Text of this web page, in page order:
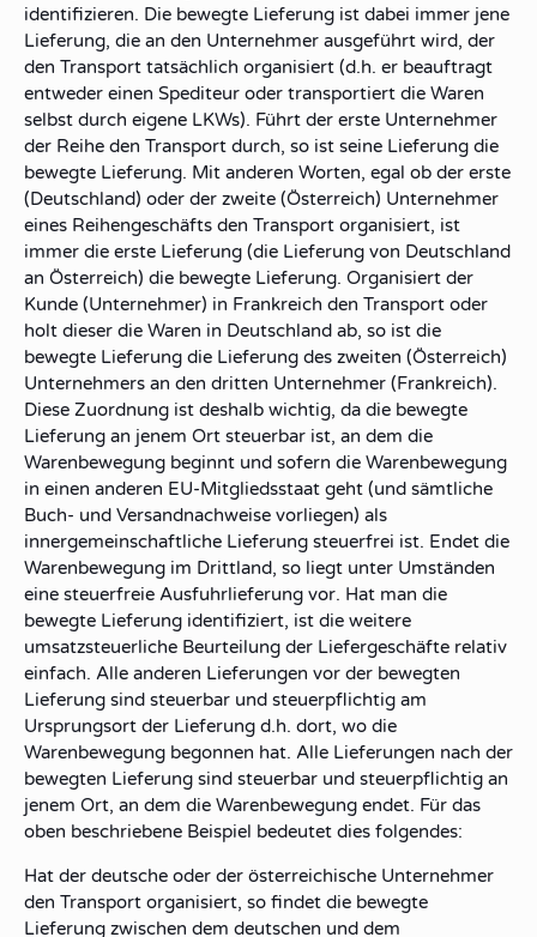
identifizieren. Die bewegte Lieferung ist dabei immer jene
Lieferung, die an den Unternehmer ausgeführt wird, der
den Transport tatsächlich organisiert (d.h. er beauftragt
entweder einen Spediteur oder transportiert die Waren
selbst durch eigene LKWs). Führt der erste Unternehmer
der Reihe den Transport durch, so ist seine Lieferung die
bewegte Lieferung. Mit anderen Worten, egal ob der erste
(Deutschland) oder der zweite (Österreich) Unternehmer
eines Reihengeschäfts den Transport organisiert, ist
immer die erste Lieferung (die Lieferung von Deutschland
an Österreich) die bewegte Lieferung. Organisiert der
Kunde (Unternehmer) in Frankreich den Transport oder
holt dieser die Waren in Deutschland ab, so ist die
bewegte Lieferung die Lieferung des zweiten (Österreich)
Unternehmers an den dritten Unternehmer (Frankreich).
Diese Zuordnung ist deshalb wichtig, da die bewegte
Lieferung an jenem Ort steuerbar ist, an dem die
Warenbewegung beginnt und sofern die Warenbewegung
in einen anderen EU-Mitgliedsstaat geht (und sämtliche
Buch- und Versandnachweise vorliegen) als
innergemeinschaftliche Lieferung steuerfrei ist. Endet die
Warenbewegung im Drittland, so liegt unter Umständen
eine steuerfreie Ausfuhrlieferung vor. Hat man die
bewegte Lieferung identifiziert, ist die weitere
umsatzsteuerliche Beurteilung der Liefergeschäfte relativ
einfach. Alle anderen Lieferungen vor der bewegten
Lieferung sind steuerbar und steuerpflichtig am
Ursprungsort der Lieferung d.h. dort, wo die
Warenbewegung begonnen hat. Alle Lieferungen nach der
bewegten Lieferung sind steuerbar und steuerpflichtig an
jenem Ort, an dem die Warenbewegung endet. Für das
oben beschriebene Beispiel bedeutet dies folgendes:
Hat der deutsche oder der österreichische Unternehmer
den Transport organisiert, so findet die bewegte
Lieferung zwischen dem deutschen und dem